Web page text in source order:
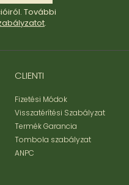
További
.
CLIENTI
Fizetési Módok
Visszatérítési Szabályzat
Termék Garancia
Tombola szabályzat
ANPC